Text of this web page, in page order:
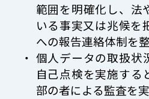
範囲を明確化し、法
いる事実又は兆候を
への報告連絡体制を
個人データの取扱状
自己点検を実施する
部の者による監査を